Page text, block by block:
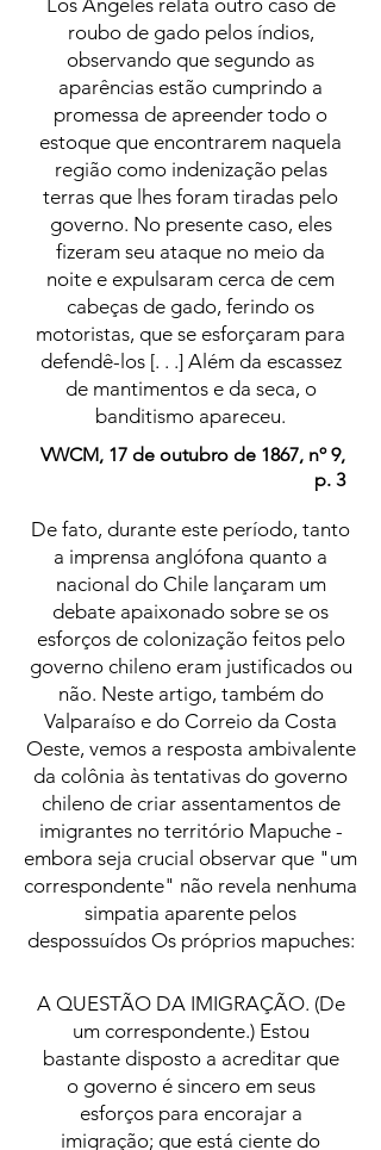
Los Angeles relata outro caso de
roubo de gado pelos índios,
observando que segundo as
aparências estão cumprindo a
promessa de apreender todo o
estoque que encontrarem naquela
região como indenização pelas
terras que lhes foram tiradas pelo
governo. No presente caso, eles
fizeram seu ataque no meio da
noite e expulsaram cerca de cem
cabeças de gado, ferindo os
motoristas, que se esforçaram para
defendê-los [. . .] Além da escassez
de mantimentos e da seca, o
banditismo apareceu.
VWCM, 17 de outubro de 1867, nº 9,
p. 3
De fato, durante este período, tanto
a imprensa anglófona quanto a
nacional do Chile lançaram um
debate apaixonado sobre se os
esforços de colonização feitos pelo
governo chileno eram justificados ou
não. Neste artigo, também do
Valparaíso e do Correio da Costa
Oeste, vemos a resposta ambivalente
da colônia às tentativas do governo
chileno de criar assentamentos de
imigrantes no território Mapuche -
embora seja crucial observar que "um
correspondente" não revela nenhuma
simpatia aparente pelos
despossuídos Os próprios mapuches:
A QUESTÃO DA IMIGRAÇÃO. (De
um correspondente.) Estou
bastante disposto a acreditar que
o governo é sincero em seus
esforços para encorajar a
imigração; que está ciente do